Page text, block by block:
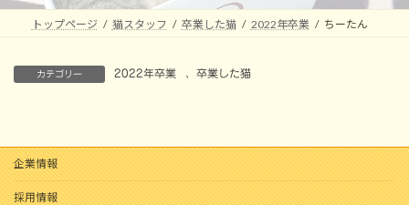
トップページ 猫スタッフ 卒業した猫 2022年卒業 ちーたん
カテゴリー 2022年卒業 卒業した猫
企業情報
採用情報